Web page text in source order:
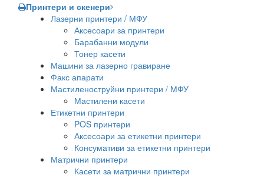
Принтери и скенери
Лазерни принтери / МФУ
Аксесоари за принтери
Барабанни модули
Тонер касети
Машини за лазерно гравиране
Факс апарати
Мастиленоструйни принтери / МФУ
Мастилени касети
Етикетни принтери
POS принтери
Аксесоари за етикетни принтери
Консумативи за етикетни принтери
Матрични принтери
Касети за матрични принтери